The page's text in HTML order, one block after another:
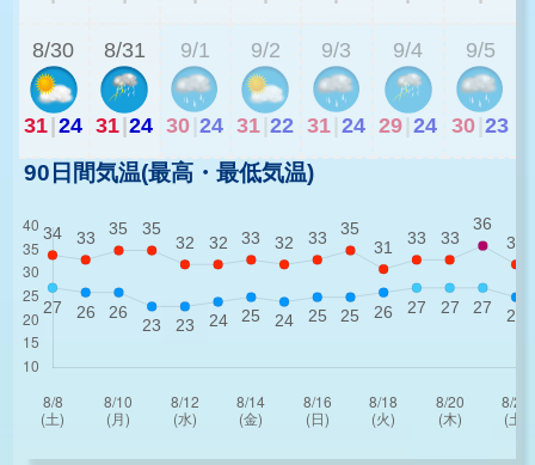
8/30
31|24
8/31
31|24
9/1
30 24
9/2
31 22
9/3
31 24
9/4
29 24
9/5
30 23
90日間気温(最高・最低気温)